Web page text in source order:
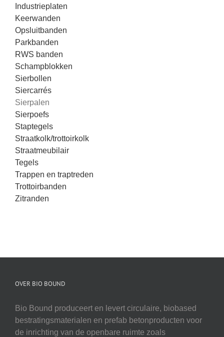
Industrieplaten
Keerwanden
Opsluitbanden
Parkbanden
RWS banden
Schampblokken
Sierbollen
Siercarrés
Sierpalen
Sierpoefs
Staptegels
Straatkolk/trottoirkolk
Straatmeubilair
Tegels
Trappen en traptreden
Trottoirbanden
Zitranden
OVER BIO BOUND
Bio Bound produceert en levert circulaire, biobased
bestratingsmaterialen en prefab betonproducten voor
de inrichting van de openbare ruimte zoals